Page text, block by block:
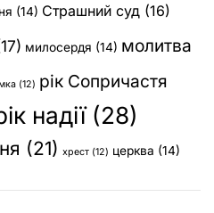
(14) Страшний суд (16)
милосердя (14) молитва
(12) рік Сопричастя
надії(28)
(21) хрест (12) церква (14)